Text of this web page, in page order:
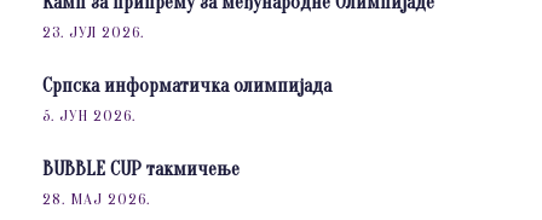
23. ЈУЛ 2026.
Српска информатичка олимпијада
5. ЈУН 2026.
BUBBLE CUP такмичење
28. МАЈ 2026.